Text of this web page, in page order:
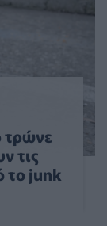
τρώνε
τις
το junk